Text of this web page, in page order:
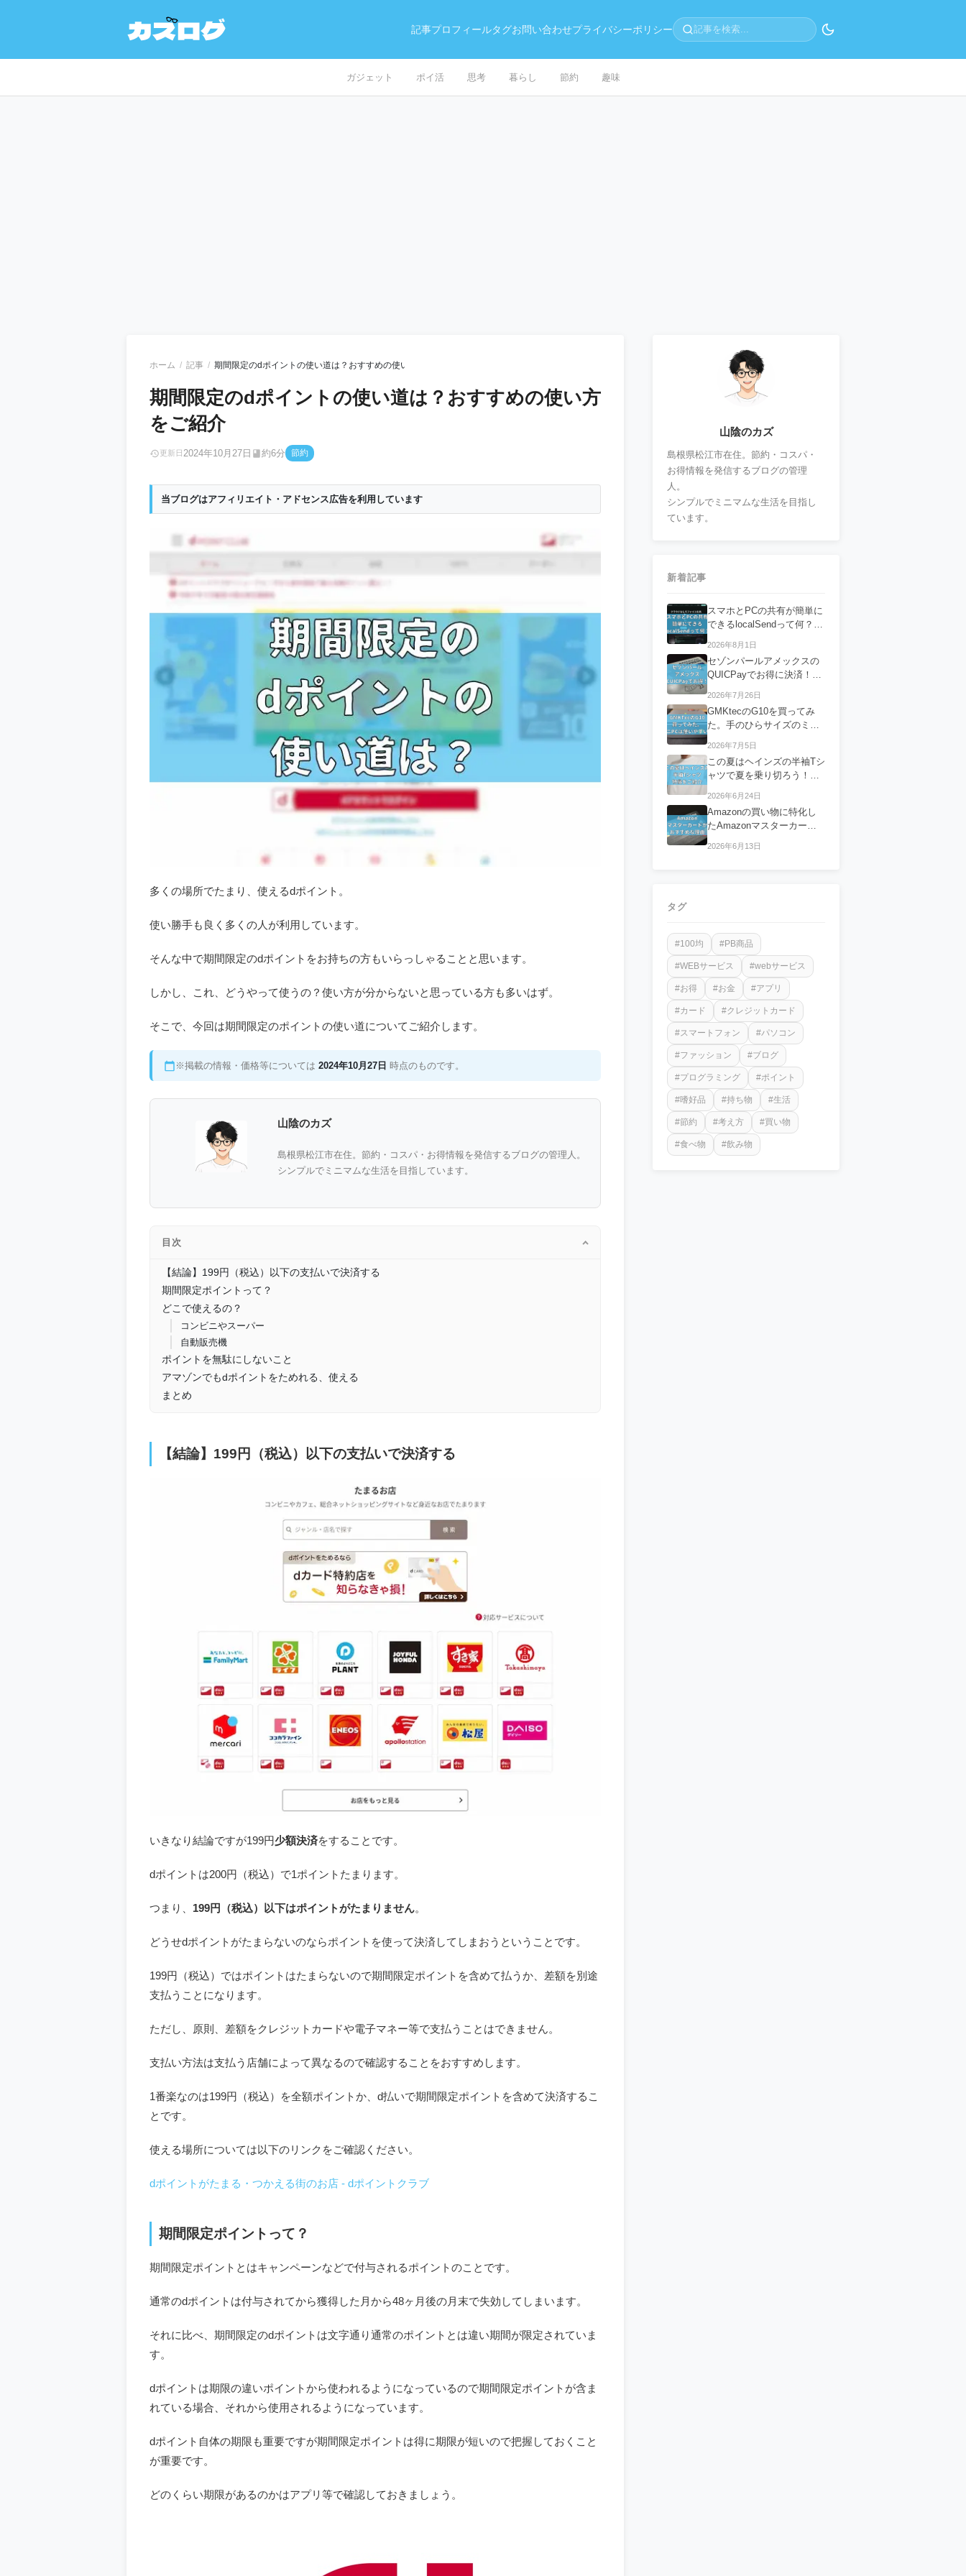
記事を検索...
記事プロフィールタグお問い合わせプライバシーポリシー
ガジェット ポイ活 思考 暮らし 節約 趣味
ホーム 記事 期間限定のdポイントの使い道は？おすすめの使い方をご紹介
期間限定のdポイントの使い道は？おすすめの使い方
をご紹介
更新日2024年10月27日 約6分 節約
当ブログはアフィリエイト・アドセンス広告を利用しています
多くの場所でたまり、使えるdポイント。
使い勝手も良く多くの人が利用しています。
そんな中で期間限定のdポイントをお持ちの方もいらっしゃることと思います。
しかし、これ、どうやって使うの？使い方が分からないと思っている方も多いはず。
そこで、今回は期間限定のポイントの使い道についてご紹介します。
※掲載の情報・価格等については 2024年10月27日 時点のものです。
山陰のカズ
島根県松江市在住。節約・コスパ・お得情報を発信するブログの管理人。
シンプルでミニマムな生活を目指しています。
目次
【結論】199円（税込）以下の支払いで決済する
期間限定ポイントって？
どこで使えるの？
コンビニやスーパー
自動販売機
ポイントを無駄にしないこと
アマゾンでもdポイントをためれる、使える
まとめ
【結論】199円（税込）以下の支払いで決済する
いきなり結論ですが199円少額決済をすることです。
dポイントは200円（税込）で1ポイントたまります。
つまり、 199円（税込）以下はポイントがたまりません。
どうせdポイントがたまらないのならポイントを使って決済してしまおうということです。
199円（税込）ではポイントはたまらないので期間限定ポイントを含めて払うか、差額を別途
支払うことになります。
ただし、原則、差額をクレジットカードや電子マネー等で支払うことはできません。
支払い方法は支払う店舗によって異なるので確認することをおすすめします。
1番楽なのは199円（税込）を全額ポイントか、d払いで期間限定ポイントを含めて決済するこ
とです。
使える場所については以下のリンクをご確認ください。
dポイントがたまる・つかえる街のお店 - dポイントクラブ
期間限定ポイントって？
期間限定ポイントとはキャンペーンなどで付与されるポイントのことです。
通常のdポイントは付与されてから獲得した月から48ヶ月後の月末で失効してしまいます。
それに比べ、期間限定のdポイントは文字通り通常のポイントとは違い期間が限定されていま
す。
dポイントは期限の違いポイントから使われるようになっているので期間限定ポイントが含ま
れている場合、それから使用されるようになっています。
dポイント自体の期限も重要ですが期間限定ポイントは得に期限が短いので把握しておくこと
が重要です。
どのくらい期限があるのかはアプリ等で確認しておきましょう。
山陰のカズ
島根県松江市在住。節約・コスパ・
お得情報を発信するブログの管理
人。
シンプルでミニマムな生活を目指し
ています。
新着記事
スマホとPCの共有が簡単に
できるlocalSendって何？フ
2026年8月1日
セゾンパールアメックスの
QUICPayでお得に決済！特
2026年7月26日
GMKtecのG10を買ってみ
た。手のひらサイズのミニ
2026年7月5日
この夏はヘインズの半袖Tシ
ャツで夏を乗り切ろう！特
2026年6月24日
Amazonの買い物に特化し
たAmazonマスターカード
2026年6月13日
タグ
#100均 #PB商品
#WEBサービス #webサービス
#お得 #お金 #アプリ
#カード #クレジットカード
#スマートフォン #パソコン
#ファッション #ブログ
#プログラミング #ポイント
#嗜好品 #持ち物 #生活
#節約 #考え方 #買い物
#食べ物 #飲み物